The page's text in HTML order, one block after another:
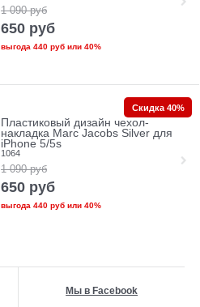
1 090 руб
650 руб
выгода 440 рубили 40%
Пластиковый дизайн чехол-
накладка Marc Jacobs Silver для
iPhone 5/5s
1064
1 090 руб
650 руб
выгода 440 рубили 40%
Скидка 40%
Мы в Facebook